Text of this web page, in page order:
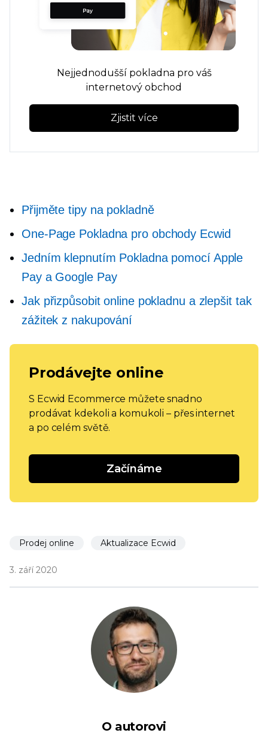
Nejjednodušší pokladna pro váš
internetový obchod
Zjistit více
Přijměte tipy na pokladně
One-Page Pokladna pro obchody Ecwid
Jedním klepnutím Pokladna pomocí Apple
Pay a Google Pay
Jak přizpůsobit online pokladnu a zlepšit tak
zážitek z nakupování
Prodávejte online
S Ecwid Ecommerce můžete snadno
prodávat kdekoli a komukoli – přes internet
a po celém světě.
Začínáme
Prodej online Aktualizace Ecwid
3. září 2020
O autorovi